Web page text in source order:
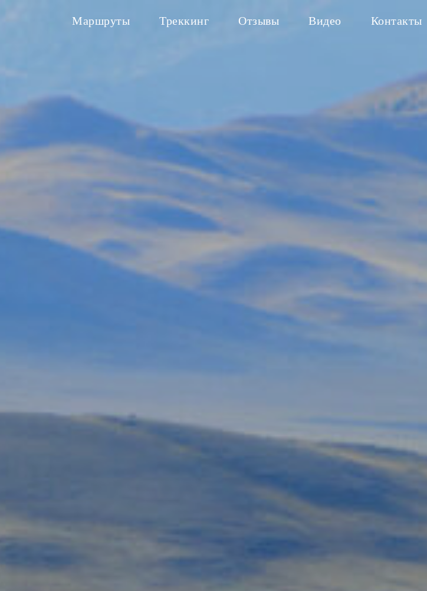
Маршруты Треккинг Отзывы Видео Контакты